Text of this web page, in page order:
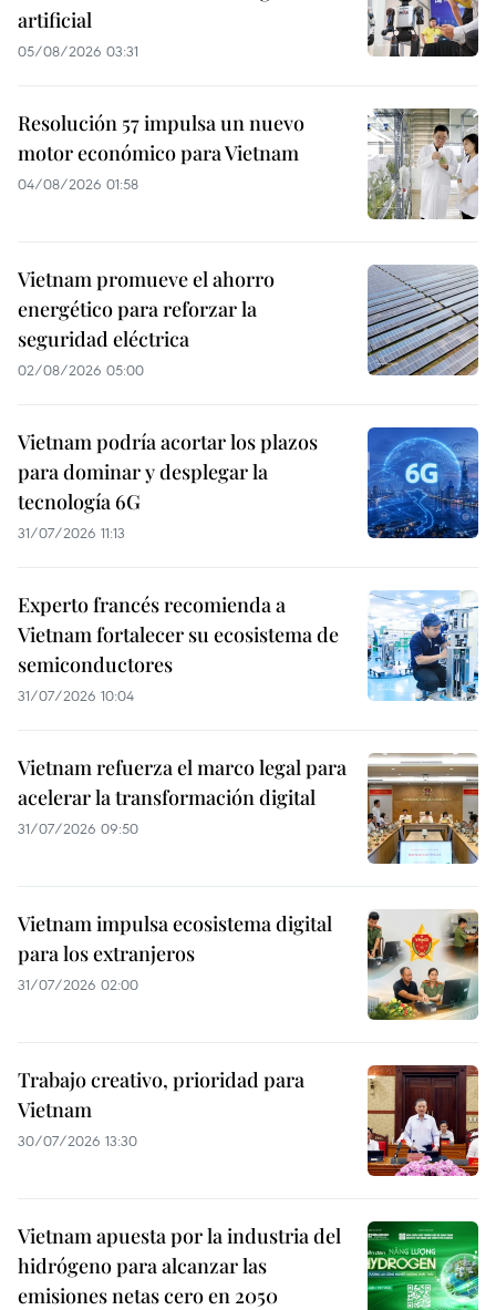
artificial
05/08/2026 03:31
Resolución 57 impulsa un nuevo
motor económico para Vietnam
04/08/2026 01:58
Vietnam promueve el ahorro
energético para reforzar la
seguridad eléctrica
02/08/2026 05:00
Vietnam podría acortar los plazos
para dominar y desplegar la
tecnología 6G
31/07/2026 11:13
Experto francés recomienda a
Vietnam fortalecer su ecosistema de
semiconductores
31/07/2026 10:04
Vietnam refuerza el marco legal para
acelerar la transformación digital
31/07/2026 09:50
Vietnam impulsa ecosistema digital
para los extranjeros
31/07/2026 02:00
Trabajo creativo, prioridad para
Vietnam
30/07/2026 13:30
Vietnam apuesta por la industria del
hidrógeno para alcanzar las
emisiones netas cero en 2050